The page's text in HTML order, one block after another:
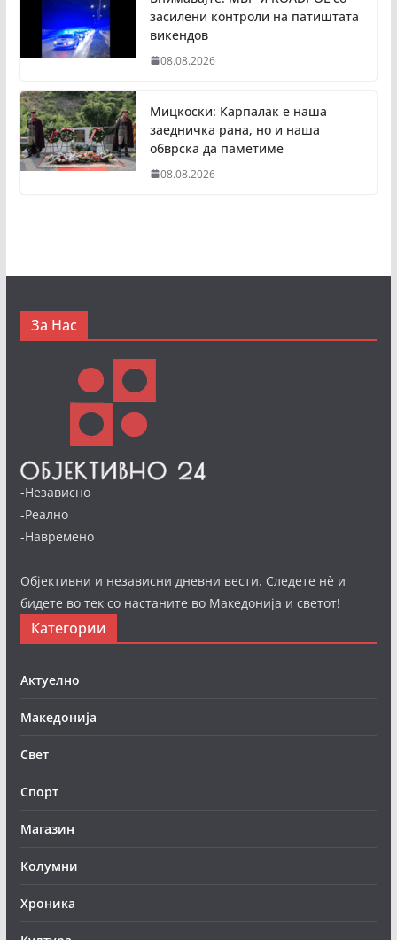
засилени контроли на патиштата
викендов
08.08.2026
Мицкоски: Карпалак е наша
заедничка рана, но и наша
обврска да паметиме
08.08.2026
За Нас
-Независно
-Реално
-Навремено
Објективни и независни дневни вести. Следете нè и
бидете во тек со настаните во Македонија и светот!
Категории
Актуелно
Македонија
Свет
Спорт
Магазин
Колумни
Хроника